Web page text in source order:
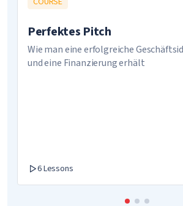
Perfektes Pitch
Wie man eine erfolgreiche
und eine Finanzierung erhält
6 Lessons